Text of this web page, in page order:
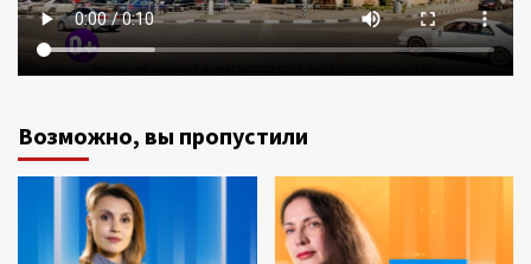
Возможно, вы пропустили